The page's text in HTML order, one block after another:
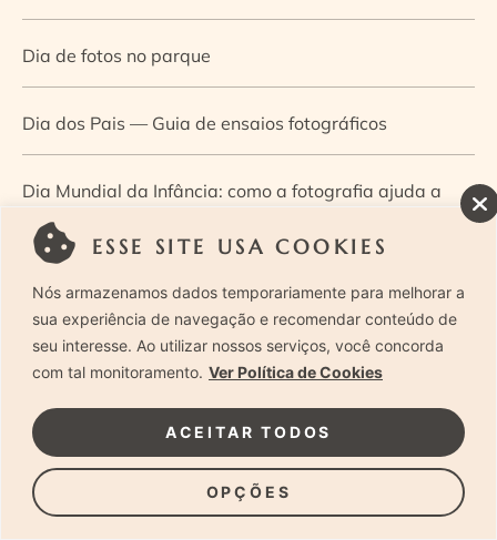
ESSE SITE USA COOKIES
Nós armazenamos dados temporariamente para melhorar a
sua experiência de navegação e recomendar conteúdo de
seu interesse. Ao utilizar nossos serviços, você concorda
com tal monitoramento. Ver Política de Cookies
OPÇÕES
ACEITAR TODOS
Dia de fotos no parque
Dia dos Pais — Guia de ensaios fotográficos
Dia Mundial da Infância: como a fotografia ajuda a
construir a memória e a identidade da criança
Diário de uma grávida e sua pequena
Dica de especialista: como otimizar o fluxo de trabalho
no ensaio newborn?
Dica de especialista: qual o melhor guia de poses para
fotografia newborn?